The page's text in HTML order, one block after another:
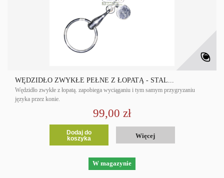
WĘDZIDŁO ZWYKŁE PEŁNE Z ŁOPATĄ - STAL...
Wędzidło zwykłe z łopatą. zapobiega wyciąganiu i tym samym przygryzaniu
języka przez konie.
99,00 zł
Dodaj do
koszyka
Więcej
W magazynie